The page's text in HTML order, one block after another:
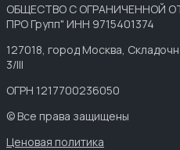
ОБЩЕСТВО С ОГРАНИЧЕННОЙ
ПРО Групп" ИНН 9715401374
127018, город Москва,
3/III
ОГРН 1217700236050
© Все права защищены
Ценовая политика